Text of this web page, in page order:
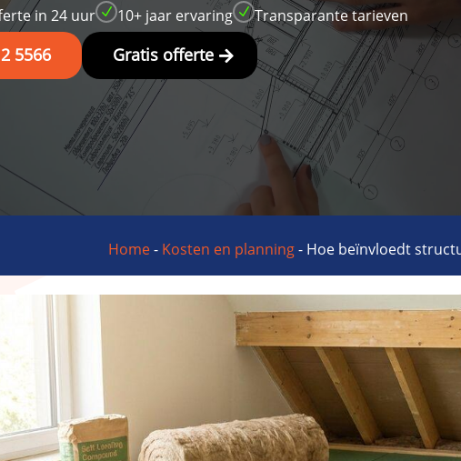
in 24 uur N 10+ jaar ervaring N Transparante tarieven
5566 Gratis offerte
Home- Kosten en planning- Hoe beïnvloedt